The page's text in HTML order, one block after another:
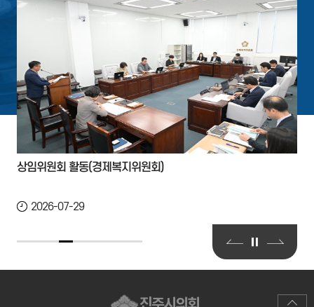
상임위원회 활동(경제복지위원회)
2026-07-29